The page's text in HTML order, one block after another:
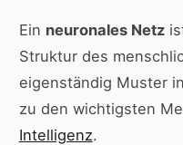
Ein neuronales Netz
Struktur des
eigenständig Muster
zu den wichtigsten
Intelligenz.